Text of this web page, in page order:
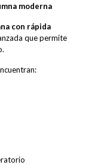
moderna
con rápida
que permite